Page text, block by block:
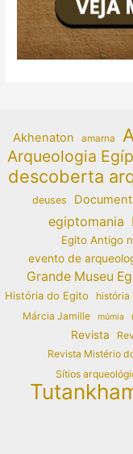
Akhenaton amarna
Arqueologia
descoberta
deuses
egiptomania
Egito Antigo
evento de
Grande Museu
História do Egito
história
Márcia Jamille múmia
Revista
Revista Mistério
Sítios